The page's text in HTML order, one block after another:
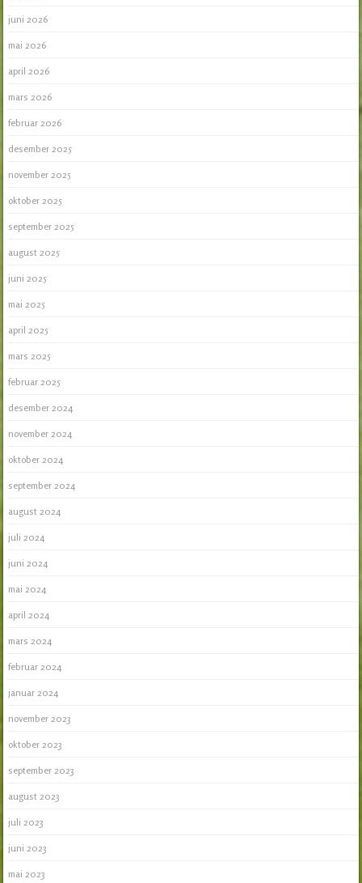
juni 2026
mai 2026
april 2026
mars 2026
februar 2026
desember 2025
november 2025
oktober 2025
september 2025
august 2025
juni 2025
mai 2025
april 2025
mars 2025
februar 2025
desember 2024
november 2024
oktober 2024
september 2024
august 2024
juli 2024
juni 2024
mai 2024
april 2024
mars 2024
februar 2024
januar 2024
november 2023
oktober 2023
september 2023
august 2023
juli 2023
juni 2023
mai 2023